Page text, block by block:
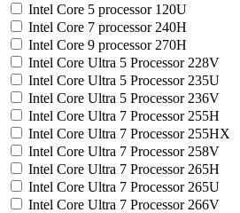
Intel Core 5 processor 120U
Intel Core 7 processor 240H
Intel Core 9 processor 270H
Intel Core Ultra 5 Processor 228V
Intel Core Ultra 5 Processor 235U
Intel Core Ultra 5 Processor 236V
Intel Core Ultra 7 Processor 255H
Intel Core Ultra 7 Processor 255HX
Intel Core Ultra 7 Processor 258V
Intel Core Ultra 7 Processor 265H
Intel Core Ultra 7 Processor 265U
Intel Core Ultra 7 Processor 266V